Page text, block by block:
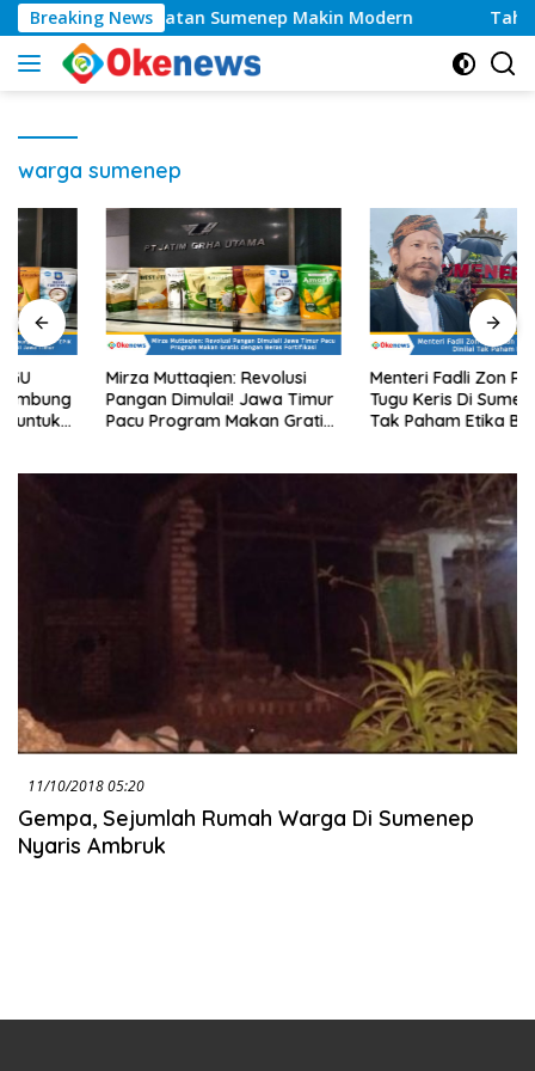
Langsung
ke
konten
Breaking News
Layanan Kesehatan Sumenep Makin Modern
warga sumenep
Mirza Muttaqien: Revolusi
Pangan Dimulai! Jawa Timur
Pacu Program Makan Gratis
Menteri Fadli Zon Resmikan
Tugu Keris Di Sumenep Dinilai
Tak Paham Etika Budaya
11/10/2018 05:20
Gempa, Sejumlah Rumah Warga Di Sumenep
Nyaris Ambruk